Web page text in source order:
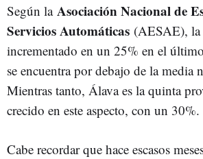
Según la Asociación Nacional de
Servicios Automáticas (AESAE), la
incrementado en un 25% en el
se encuentra por debajo de la media
Mientras tanto, Álava es la quinta
crecido en este aspecto, con un 30%.
Cabe recordar que hace escasos